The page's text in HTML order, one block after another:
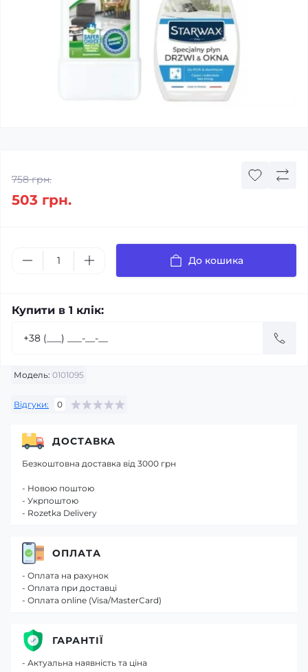
Модель: 0101095
Відгуки: 0
758 грн.
503 грн.
До кошика
Купити в 1 клік:
ДОСТАВКА
Безкоштовна доставка від 3000 грн
- Новою поштою
- Укрпоштою
- Rozetka Delivery
ОПЛАТА
- Оплата на рахунок
- Оплата при доставці
- Оплата online (Visa/MasterCard)
ГАРАНТІЇ
- Актуальна наявність та ціна